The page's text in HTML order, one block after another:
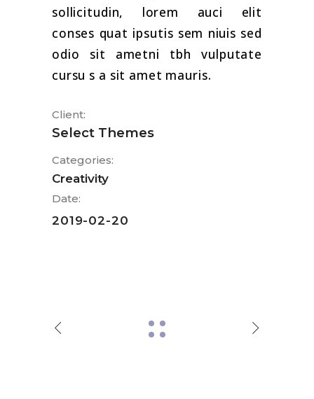
sollicitudin, lorem auci elit
conses quat ipsutis sem niuis sed
odio sit ametni tbh vulputate
cursu s a sit amet mauris.
Client:
Select Themes
Categories:
Creativity
Date:
2019-02-20